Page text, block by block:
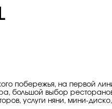
побережья, на первой
большой выбор
услуги няни, мини-